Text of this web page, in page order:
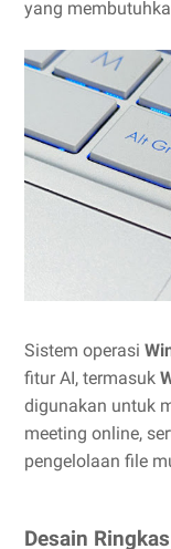
yang
Sistem operasi
fitur AI, termasuk
digunakan untuk
meeting online,
pengelolaan file
Desain